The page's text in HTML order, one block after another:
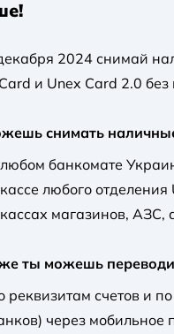
2024 снимай
и Unex Card 2.0 без
снимать
банкомате
любого
магазинов, АЗС,
ты можешь
реквизитам счетов и
через мобильное